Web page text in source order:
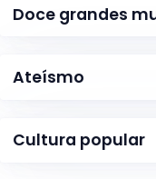
Doce grandes
Ateísmo
Cultura popular